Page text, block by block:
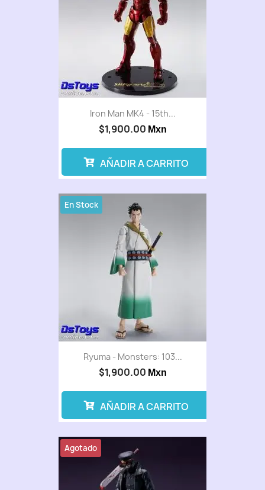
Iron Man MK4 - 15th...
$1,900.00 Mxn
AÑADIR A CARRITO
Ryuma - Monsters: 103...
$1,900.00 Mxn
En Stock
AÑADIR A CARRITO
Agotado